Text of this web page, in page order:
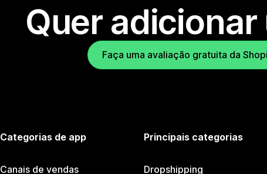
Quer adicionar
Faça uma avaliação gratuita da
Categorias de app
Canais de vendas
Principais categorias
Dropshipping